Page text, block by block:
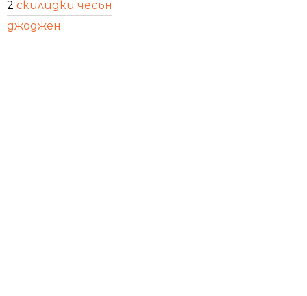
2 скилидки чесън
джоджен